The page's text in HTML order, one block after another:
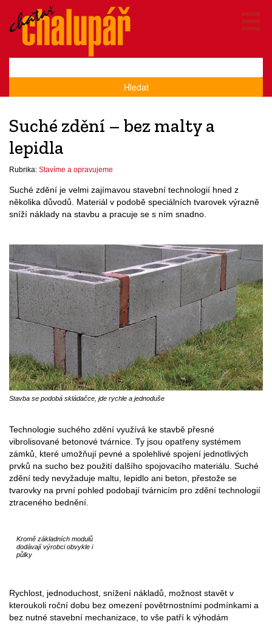
Hledat
Suché zdění – bez malty a
lepidla
Rubrika: Stavíme a opravujeme
Suché zdění je velmi zajímavou stavební technologií hned z
několika důvodů. Materiál v podobě speciálních tvarovek výrazně
sníží náklady na stavbu a pracuje se s ním snadno.
Stavba se podobá skládačce, jde rychle a jednoduše
Technologie suchého zdění využívá ke stavbě přesné
vibrolisované betonové tvárnice. Ty jsou opatřeny systémem
zámků, které umožňují pevné a spolehlivé spojení jednotlivých
prvků na sucho bez použití dalšího spojovacího materiálu. Suché
zdění tedy nevyžaduje maltu, lepidlo ani beton, přestože se
tvarovky na první pohled podobají tvárnicím pro zdění technologií
ztraceného bednění.
Kromě základních modulů
dodávají výrobci obvykle i
půlky
Rychlost, jednoduchost, snížení nákladů, možnost stavět v
kteroukoli roční dobu bez omezení povětrnostními podmínkami a
bez nutné stavební mechanizace, to vše patří k výhodám